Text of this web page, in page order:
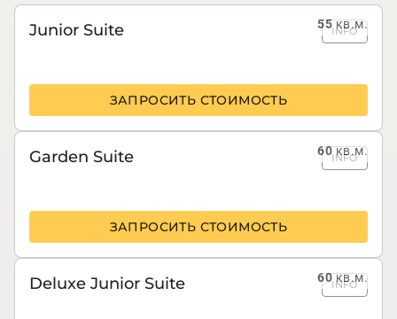
55кв.м.
Junior Suite INFO
ЗАПРОСИТЬ СТОИМОСТЬ
60кв.м.
Garden Suite INFO
ЗАПРОСИТЬ СТОИМОСТЬ
60кв.м.
Deluxe Junior Suite INFO